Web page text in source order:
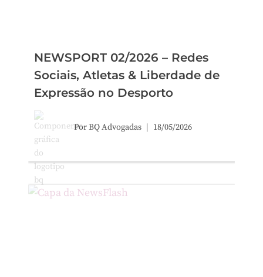
NEWSPORT 02/2026 – Redes
Sociais, Atletas & Liberdade de
Expressão no Desporto
PorBQ Advogadas 18/05/2026